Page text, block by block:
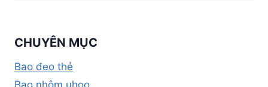
CHUYÊN MỤC
Bao đeo thẻ